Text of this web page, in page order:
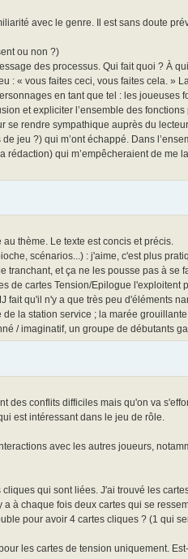
avec le genre. Il est sans doute
ou non ?)
des processus. Qui fait quoi ? À
: « vous faites ceci, vous faites cela. »
en tant que tel : les joueuses
et expliciter l’ensemble des
se rendre sympathique auprès du lecteur.
jeu ?) qui m’ont échappé. Dans
qui m’empêcheraient de me
thème. Le texte est concis et précis.
scénarios...) : j'aime, c'est plus
et ça ne les pousse pas à se
de cartes Tension/Epilogue l'exploitent
qu'il n'y a que très peu d'éléments
la station service ; la marée
/ imaginatif, un groupe de débutants
conflits difficiles mais qu'on va
est intéressant dans le jeu de rôle.
avec les autres joueurs,
qui sont liées. J'ai trouvé les
à chaque fois deux cartes qui se
pour avoir 4 cartes cliques ? (1 qui
les cartes de tension uniquement.